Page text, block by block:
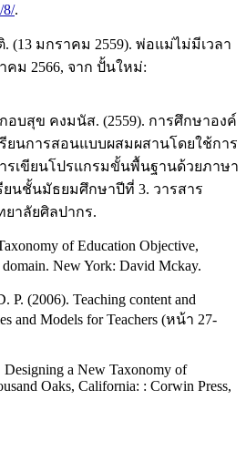
8/.
มกราคม 2559). พ่อแม่ไม่มีเวลา
คม 2566, จาก ปั้นใหม่:
อบสุข คงมนัส. (2559). การศึกษาองค์
ยนการสอนแบบผสมผสานโดยใช้การ
รเขียนโปรแกรมขั้นพื้นฐานด้วยภาษา
ยนชั้นมัธยมศึกษาปีที่ 3. วารสาร
ยาลัยศิลปากร.
of Education Objective,
New York: David Mckay.
P. (2006). Teaching content and
and Models for Teachers (หน้า 27-
Designing a New Taxonomy of
Oaks, California: : Corwin Press,